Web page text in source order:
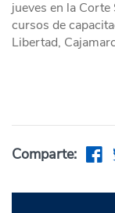
jueves en la
cursos de
Libertad,
Comparte: